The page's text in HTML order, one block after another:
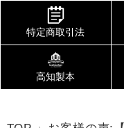
特定商取引法
高知製本